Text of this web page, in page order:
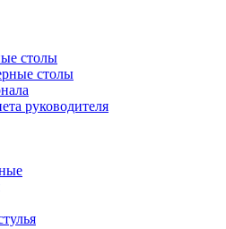
столы
столы
руководителя